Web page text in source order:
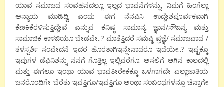
ಯಾವ ಸಮಾಜದ ಸಂವಹನದಲ್ಲೂ ಇಲ್ಲದ ಭಾವನೆಗಳನ್ನು, ನಿಮಗೆ ಹಿಂಗೆಲ್ಲಾ
ಅನ್ಯಾಯ ಮಾಡಿದ್ವಿ ಎಂದು ಈಗ ನೆನಪಿಸಿ ಉದ್ದೇಶಪೂರ್ವಕವಾಗಿ
ಕೆಣಕಿಕೆರಳಿಸುತ್ತಿದ್ದೇವೆ ಎನ್ನುವ ಕನಿಷ್ಠ ಸಾಮಾನ್ಯ ಜ್ಞಾನ/ಸೌಜನ್ಯ ಮತ್ತು
ಸಾಮಾಜಿಕ ಕಾಳಜಿಯೂ ಬೇಡವೇ..? ಮಾತೆತ್ತಿದರೆ ಸಮಷ್ಠಿ ಪ್ರಜ್ಞೆ/ ಸಮಾಜವಾದ /
ತಳಸ್ಪರ್ಶಿ ಸಂವೇದನೆ ಇದರ ಹೊರತಾಗಿಇನ್ನೇನಾದರೂ ಇದೆಯೇ..? ಇಷ್ಟಕ್ಕೂ
ಇವುಗಳ ಡೆಫಿನಿಶನ್ನು ನನಗೆ ಗೊತ್ತಿಲ್ಲ ಇಲ್ಲಿವರೆಗೂ. ಅಸಲಿಗೆ ಆಗಿನ ಕಾಲದಲ್ಲಿ
ಮತ್ತು ಈಗಲೂ ಇಂಥಾ ಯಾವ ಭಾವತೀರೇಕಕ್ಕೂ ಒಳಗಾಗದೇ ಎಲ್ಲಾಜಾತಿಯ
ಜನರೊಂದಿಗೇ ಬೆರೆತು ಇವತ್ತಿಗೂ/ಇವತ್ತಿಗೂ ಅಂಥಾ ಸಂಬಂಧಗಳನ್ನೂ ಚೆನ್ನಾಗೇ